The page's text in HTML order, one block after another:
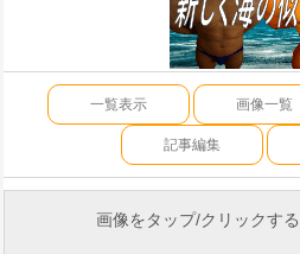
一覧表示 画像一覧
記事編集
画像をタップ/クリックす